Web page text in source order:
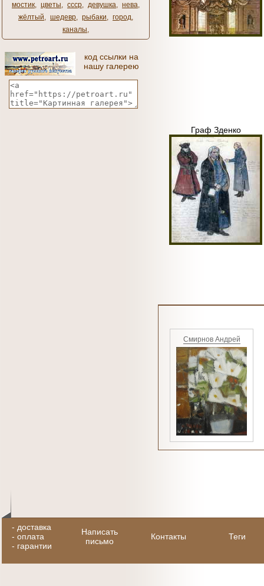
мостик, цветы, ссср, девушка, нева,
жёлтый, шедевр, рыбаки, город,
каналы,
код ссылки на
нашу галерею
Граф Зденко
Смирнов Андрей
- доставка
- оплата
- гарантии
Написать
письмо
Контакты Теги